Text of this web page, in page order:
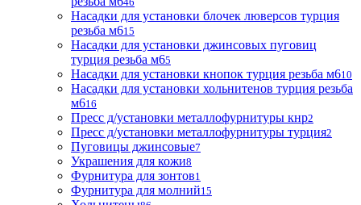
Насадки для установки блочек люверсов турция
резьба м615
Насадки для установки джинсовых пуговиц
турция резьба м65
Насадки для установки кнопок турция резьба м610
Насадки для установки хольнитенов турция резьба
м616
Пресс д/установки металлофурнитуры кнр2
Пресс д/установки металлофурнитуры турция2
Пуговицы джинсовые7
Украшения для кожи8
Фурнитура для зонтов1
Фурнитура для молний15